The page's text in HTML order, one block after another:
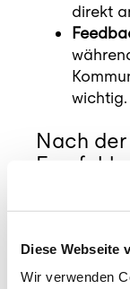
Diese Webseite
Wir verwenden
direkt
wichtig.
Nach